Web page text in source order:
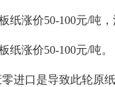
纸涨价50-100元/吨
纸涨价50-100元/吨。
进口是导致此轮原